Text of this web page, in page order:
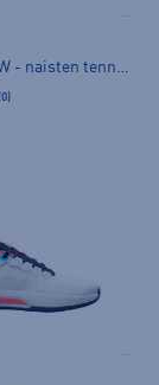
Intrigue Pro W - naisten tenniskengät
(0)